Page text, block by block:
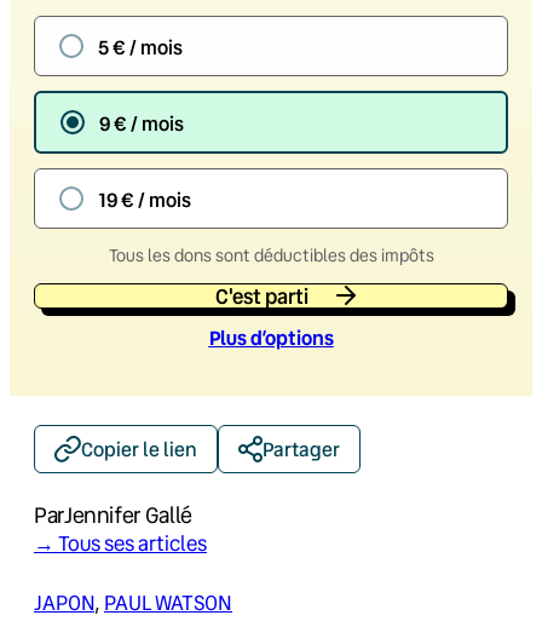
5 € / mois
9 € / mois
19 € / mois
Tous les dons sont déductibles des impôts
C'est parti
Plus d’options
Copier le lien Partager
ParJennifer Gallé
→ Tous ses articles
JAPON, PAUL WATSON